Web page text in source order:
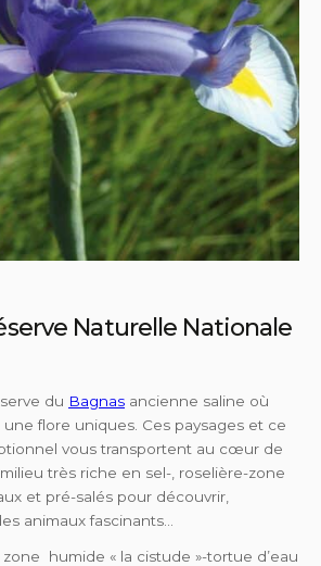
Naturelle Nationale
du Bagnas ancienne saline où
flore uniques. Ces paysages et ce
vous transportent au cœur de
très riche en sel-, roselière-zone
et pré-salés pour découvrir,
animaux fascinants…
humide « la cistude »-tortue d’eau